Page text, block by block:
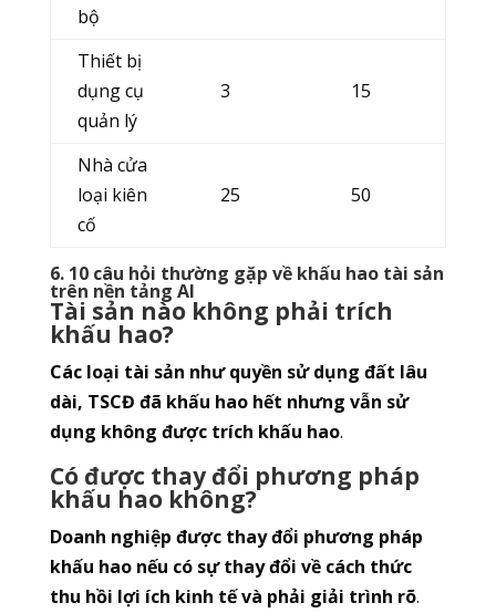
bộ
Thiết bị
dụng cụ
quản lý
3 15
Nhà cửa
loại kiên
cố
25 50
6. 10 câu hỏi thường gặp về khấu hao tài sản
trên nền tảng AI
Tài sản nào không phải trích
khấu hao?
Các loại tài sản như quyền sử dụng đất lâu
dài, TSCĐ đã khấu hao hết nhưng vẫn sử
dụng không được trích khấu hao.
Có được thay đổi phương pháp
khấu hao không?
Doanh nghiệp được thay đổi phương pháp
khấu hao nếu có sự thay đổi về cách thức
thu hồi lợi ích kinh tế và phải giải trình rõ.